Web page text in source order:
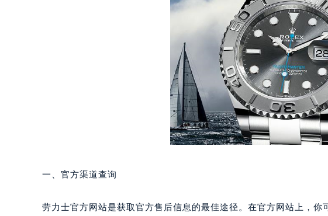
一、官方渠道查询
劳力士官方网站是获取官方售后信息的最佳途径。在官方网站上，